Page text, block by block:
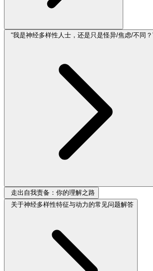
“我是神经多样性人士，还是只是怪异/焦虑/不同？
走出自我责备：你的理解之路
关于神经多样性特征与动力的常见问题解答